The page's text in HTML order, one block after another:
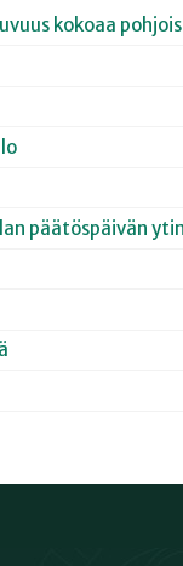
kokoaa
päätöspäivän